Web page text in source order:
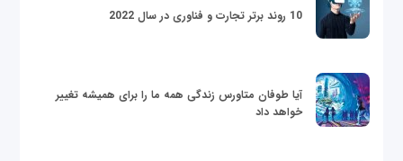
10 روند برتر تجارت و فناوری در سال 2022
آیا طوفان متاورس زندگی همه ما را برای همیشه تغییر
خواهد داد